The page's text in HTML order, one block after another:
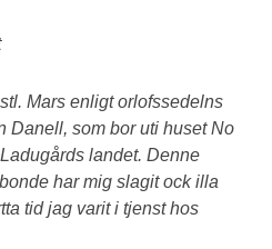
Mars enligt orlofssedelns
Danell, som bor uti huset No
landet. Denne
har mig slagit ock illa
tid jag varit i tjenst hos